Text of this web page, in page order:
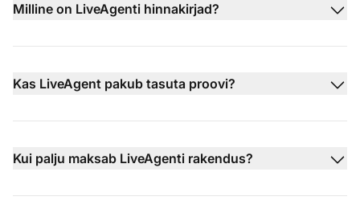
Milline on LiveAgenti hinnakirjad?
Kas LiveAgent pakub tasuta proovi?
Kui palju maksab LiveAgenti rakendus?